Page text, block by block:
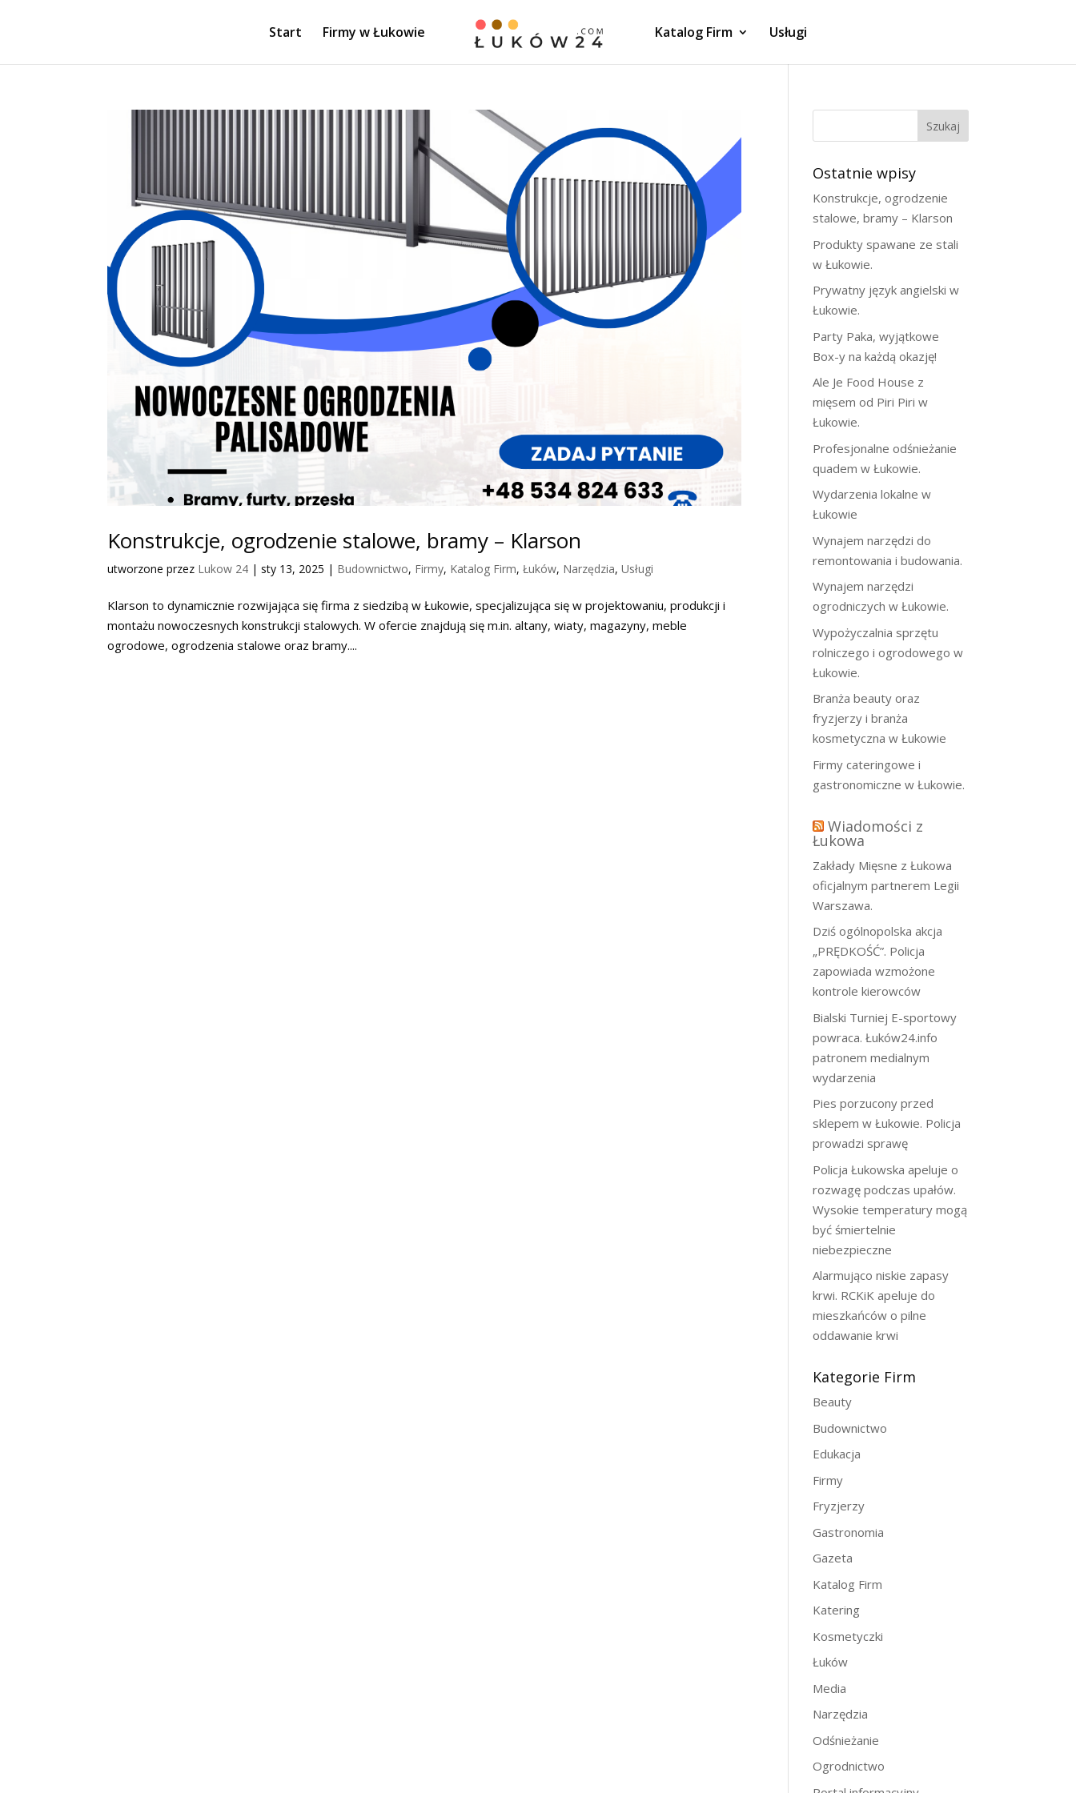
Start Firmy w Łukowie Katalog Firm Usługi
Konstrukcje, ogrodzenie stalowe, bramy – Klarson
utworzone przez Lukow 24 |sty 13, 2025 | Budownictwo, Firmy, Katalog Firm,Łuków, Narzędzia,Usługi
Klarson to dynamicznie rozwijająca się firma z siedzibą w Łukowie, specjalizująca się w projektowaniu, produkcji i
montażu nowoczesnych konstrukcji stalowych. W ofercie znajdują się m.in. altany, wiaty, magazyny, meble
ogrodowe, ogrodzenia stalowe oraz bramy....
Szukaj
Ostatnie wpisy
Konstrukcje, ogrodzenie
stalowe, bramy – Klarson
Produkty spawane ze stali
w Łukowie.
Prywatny język angielski w
Łukowie.
Party Paka, wyjątkowe
Box-y na każdą okazję!
Ale Je Food House z
mięsem od Piri Piri w
Łukowie.
Profesjonalne odśnieżanie
quadem w Łukowie.
Wydarzenia lokalne w
Łukowie
Wynajem narzędzi do
remontowania i budowania.
Wynajem narzędzi
ogrodniczych w Łukowie.
Wypożyczalnia sprzętu
rolniczego i ogrodowego w
Łukowie.
Branża beauty oraz
fryzjerzy i branża
kosmetyczna w Łukowie
Firmy cateringowe i
gastronomiczne w Łukowie.
Wiadomości z
Łukowa
Zakłady Mięsne z Łukowa
oficjalnym partnerem Legii
Warszawa.
Dziś ogólnopolska akcja
„PRĘDKOŚĆ”. Policja
zapowiada wzmożone
kontrole kierowców
Bialski Turniej E-sportowy
powraca. Łuków24.info
patronem medialnym
wydarzenia
Pies porzucony przed
sklepem w Łukowie. Policja
prowadzi sprawę
Policja Łukowska apeluje o
rozwagę podczas upałów.
Wysokie temperatury mogą
być śmiertelnie
niebezpieczne
Alarmująco niskie zapasy
krwi. RCKiK apeluje do
mieszkańców o pilne
oddawanie krwi
Kategorie Firm
Beauty
Budownictwo
Edukacja
Firmy
Fryzjerzy
Gastronomia
Gazeta
Katalog Firm
Katering
Kosmetyczki
Łuków
Media
Narzędzia
Odśnieżanie
Ogrodnictwo